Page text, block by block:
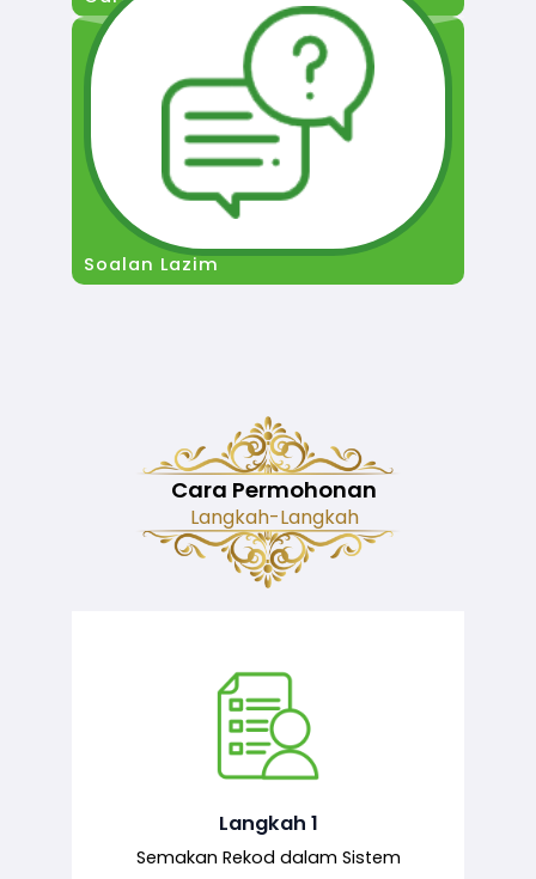
Soalan Lazim
Cara Permohonan
Langkah-Langkah
Langkah 1
Semakan Rekod dalam Sistem
Semakan ke atas sejarah permohonan
yang pernah dibuat oleh pemohon,